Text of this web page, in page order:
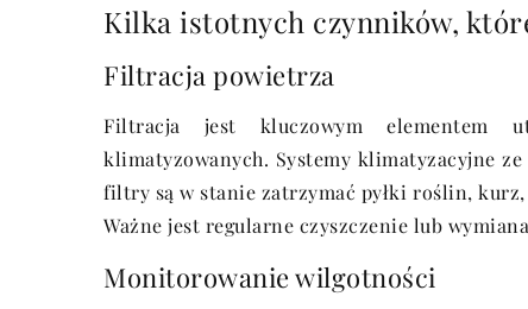
Kilka istotnych czynników,
Filtracja powietrza
Filtracja jest kluczowym elementem
klimatyzowanych. Systemy klimatyzacyjne
filtry są w stanie zatrzymać pyłki roślin,
Ważne jest regularne czyszczenie lub
Monitorowanie wilgotności